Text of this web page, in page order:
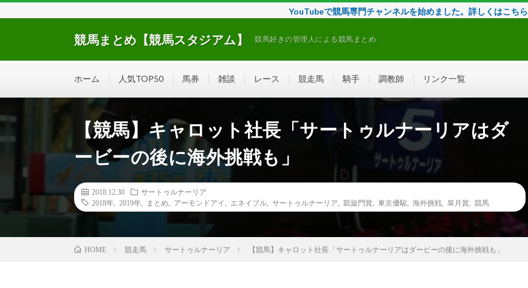
YouTubeで競馬専門チャンネルを始めました。詳しくはこちら
競馬まとめ【競馬スタジアム】 競馬好きの管理人による競馬まとめ
ホーム 人気TOP50 馬券 雑談 レース 競走馬 騎手 調教師 リンク一覧
【競馬】キャロット社長「サートゥルナーリアはダ
ービーの後に海外挑戦も」
2018.12.30
サートゥルナーリア
2018年
2019年 まとめ アーモンドアイ エネイブル サートゥルナーリア 凱旋門賞 東京優駿 海外挑戦 皐月賞 競馬
HOME 競走馬 サートゥルナーリア 【競馬】キャロット社長「サートゥルナーリアはダービーの後に海外挑戦も」